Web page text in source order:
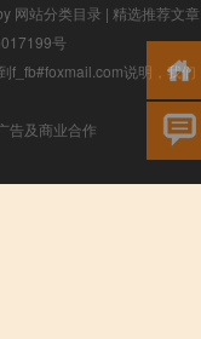
网站分类目录 | 精选推荐文章
号
f_fb#foxmail.com说明，我们
告及商业合作